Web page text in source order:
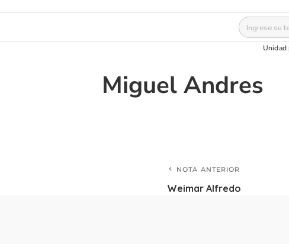
Buscar:
Unidad
Miguel Andres
NOTA ANTERIOR
Weimar Alfredo